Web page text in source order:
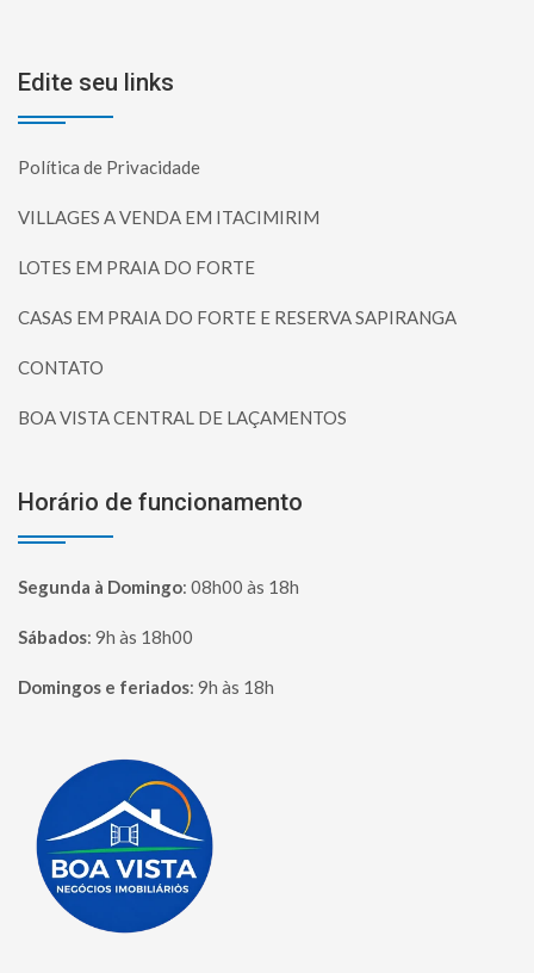
Edite seu links
Política de Privacidade
VILLAGES A VENDA EM ITACIMIRIM
LOTES EM PRAIA DO FORTE
CASAS EM PRAIA DO FORTE E RESERVA SAPIRANGA
CONTATO
BOA VISTA CENTRAL DE LAÇAMENTOS
Horário de funcionamento
Segunda à Domingo: 08h00 às 18h
Sábados: 9h às 18h00
Domingos e feriados: 9h às 18h
Página inicial